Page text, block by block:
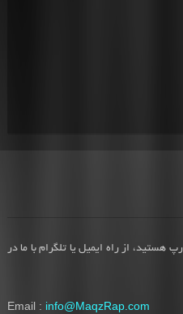
هستید، از راه ایمیل یا تلگرام با ما در
Email : info@MaqzRap.com